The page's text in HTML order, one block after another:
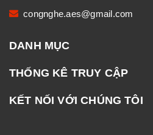
congnghe.aes@gmail.com
DANH MỤC
THỐNG KÊ TRUY CẬP
KẾT NỐI VỚI CHÚNG TÔI